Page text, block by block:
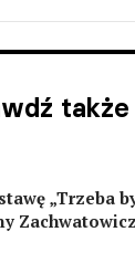
także
„Trzeba